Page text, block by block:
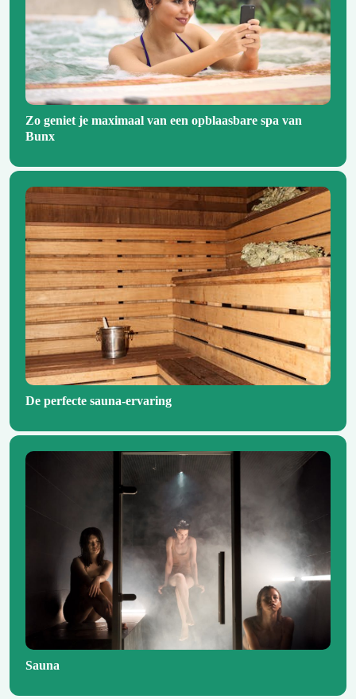
Zo geniet je maximaal van een opblaasbare spa van
Bunx
De perfecte sauna-ervaring
Sauna